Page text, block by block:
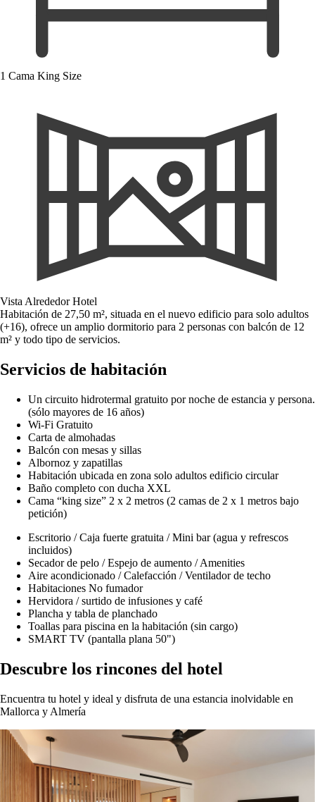
1 Cama King Size
Vista Alrededor Hotel
Habitación de 27,50 m², situada en el nuevo edificio para solo adultos
(+16), ofrece un amplio dormitorio para 2 personas con balcón de 12
m² y todo tipo de servicios.
Servicios de habitación
Un circuito hidrotermal gratuito por noche de estancia y persona.
(sólo mayores de 16 años)
Wi-Fi Gratuito
Carta de almohadas
Balcón con mesas y sillas
Albornoz y zapatillas
Habitación ubicada en zona solo adultos edificio circular
Baño completo con ducha XXL
Cama “king size” 2 x 2 metros (2 camas de 2 x 1 metros bajo
petición)
Escritorio / Caja fuerte gratuita / Mini bar (agua y refrescos
incluidos)
Secador de pelo / Espejo de aumento / Amenities
Aire acondicionado / Calefacción / Ventilador de techo
Habitaciones No fumador
Hervidora / surtido de infusiones y café
Plancha y tabla de planchado
Toallas para piscina en la habitación (sin cargo)
SMART TV (pantalla plana 50")
Descubre los rincones del hotel
Encuentra tu hotel y ideal y disfruta de una estancia inolvidable en
Mallorca y Almería